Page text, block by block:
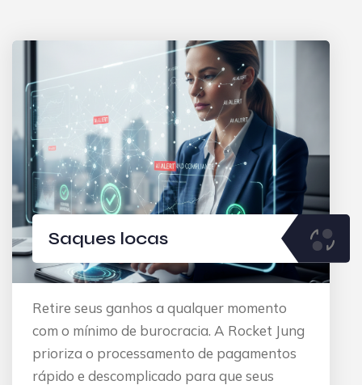
Saques locas
Retire seus ganhos a qualquer momento
com o mínimo de burocracia. A Rocket Jung
prioriza o processamento de pagamentos
rápido e descomplicado para que seus